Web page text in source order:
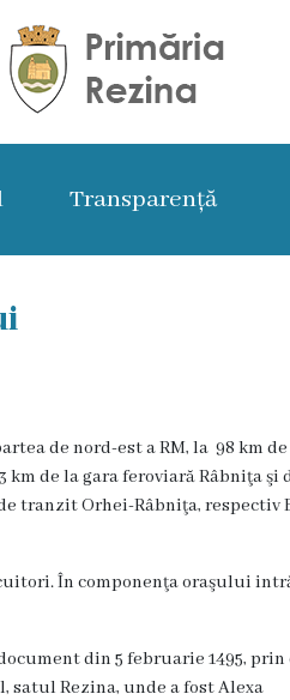
Transparență
de nord-est a RM, la 98 km de
de la gara feroviară Râbniţa şi
tranzit Orhei-Râbniţa, respectiv
În componenţa oraşului
din 5 februarie 1495, prin
satul Rezina, unde a fost Alexa